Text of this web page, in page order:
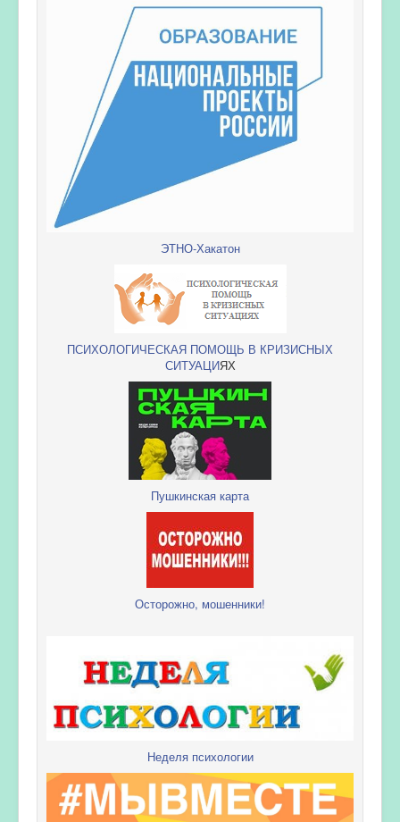
ЭТНО-Хакатон
ПСИХОЛОГИЧЕСКАЯ ПОМОЩЬ В КРИЗИСНЫХ
СИТУАЦИЯХ
Пушкинская карта
Осторожно, мошенники!
Неделя психологии